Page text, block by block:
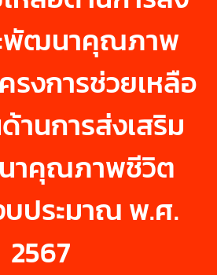
พัฒนาคุณภาพ
รงการช่วยเหลือ
านการส่งเสริม
าคุณภาพชีวิต
บประมาณ พ.ศ.
2567